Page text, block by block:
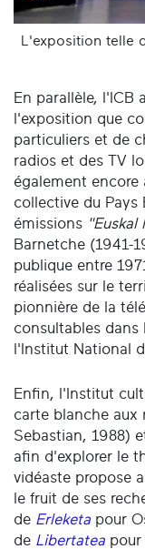
L'exposition telle
En parallèle, l'ICB
l'exposition que
particuliers et de
radios et des TV
également encore
collective du Pays
émissions "Euskal
Barnetche (1941-
publique entre
réalisées sur le
pionnière de la
consultables
l'Institut National
Enfin, l'Institut
carte blanche aux
Sebastian, 1988)
afin d'explorer le
vidéaste propose
le fruit de ses
de Erleketa pour
de Libertatea pour